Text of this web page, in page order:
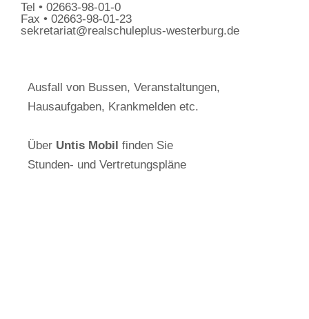
Tel • 02663-98-01-0
Fax • 02663-98-01-23
sekretariat@realschuleplus-westerburg.de
Ausfall von Bussen, Veranstaltungen,
Hausaufgaben, Krankmelden etc.
Über Untis Mobil finden Sie
Stunden- und Vertretungspläne